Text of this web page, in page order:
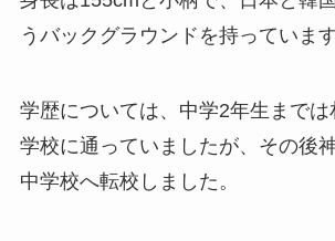
うバックグラウンドを持っています
学歴については、中学2年生までは
学校に通っていましたが、その後
中学校へ転校しました。